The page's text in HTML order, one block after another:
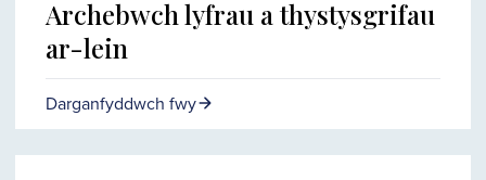
Archebwch lyfrau a thystysgrifau
ar-lein
Darganfyddwch fwy